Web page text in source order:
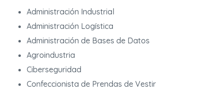
Administración Industrial
Administración Logística
Administración de Bases de Datos
Agroindustria
Ciberseguridad
Confeccionista de Prendas de Vestir